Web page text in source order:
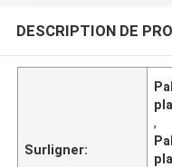
DESCRIPTION DE
Surligner:
,